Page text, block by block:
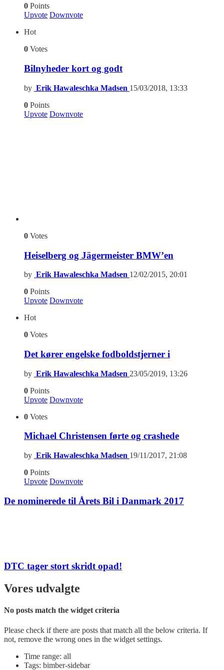
0 Points
Upvote Downvote
Hot
0 Votes
Bilnyheder kort og godt
by Erik Hawaleschka Madsen 15/03/2018, 13:33
0 Points
Upvote Downvote
0 Votes
Heiselberg og Jägermeister BMW’en
by Erik Hawaleschka Madsen 12/02/2015, 20:01
0 Points
Upvote Downvote
Hot
0 Votes
Det kører engelske fodboldstjerner i
by Erik Hawaleschka Madsen 23/05/2019, 13:26
0 Points
Upvote Downvote
0 Votes
Michael Christensen førte og crashede
by Erik Hawaleschka Madsen 19/11/2017, 21:08
0 Points
Upvote Downvote
De nominerede til Årets Bil i Danmark 2017
DTC tager stort skridt opad!
Vores udvalgte
No posts match the widget criteria
Please check if there are posts that match all the below criteria. If
not, remove the wrong ones in the widget settings.
Time range: all
Tags: bimber-sidebar